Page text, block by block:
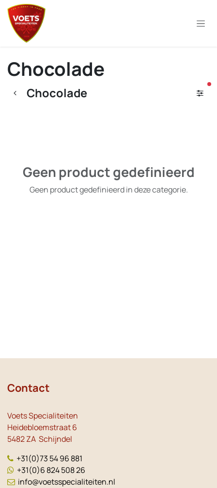
Overslaan naar inhoud
Chocolade
Chocolade
Geen product gedefinieerd
Geen product gedefinieerd in deze categorie.
Contact
Voets Specialiteiten
Heidebloemstraat 6
5482 ZA Schijndel
+31(0)73 54 96 881
+31(0)6 824 508 26
info@voetsspecialiteiten.nl